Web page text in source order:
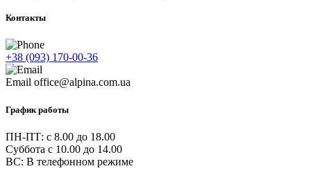
Контакты
+38 (093) 170-00-36
Email office@alpina.com.ua
График работы
ПН-ПТ: c 8.00 до 18.00
Суббота с 10.00 до 14.00
ВС: В телефонном режиме